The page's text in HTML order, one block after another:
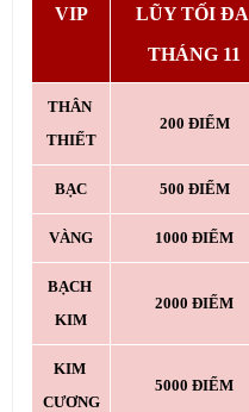
VIP
LŨY TỐI ĐA
THÁNG 11
THÂN
THIẾT
200 ĐIỂM
BẠC 500 ĐIỂM
VÀNG 1000 ĐIỂM
BẠCH
KIM
2000 ĐIỂM
KIM
CƯƠNG
5000 ĐIỂM